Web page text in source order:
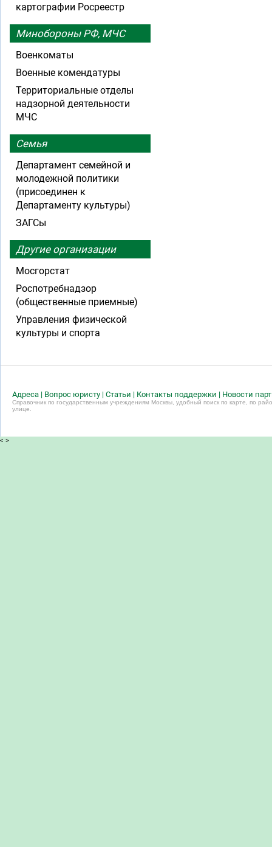
картографии Росреестр
Минобороны РФ, МЧС
Военкоматы
Военные комендатуры
Территориальные отделы
надзорной деятельности
МЧС
Семья
Департамент семейной и
молодежной политики
(присоединен к
Департаменту культуры)
ЗАГСы
Другие организации
Мосгорстат
Роспотребнадзор
(общественные приемные)
Управления физической
культуры и спорта
Адреса | Вопрос юристу | Статьи | Контакты поддержки | Новости
Справочник по государственным учреждениям Москвы, удобный поиск по карте, по
улице.
< >